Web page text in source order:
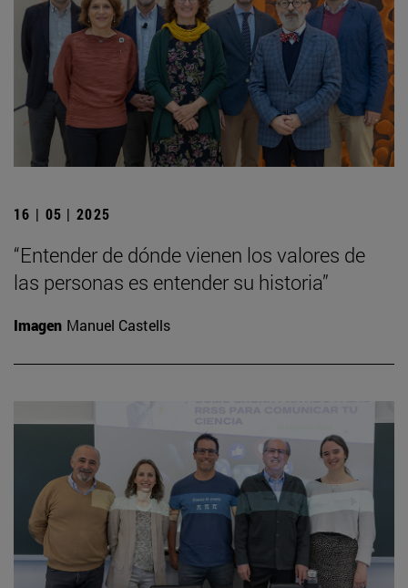
16 | 05 | 2025
“Entender de dónde vienen los valores de
las personas es entender su historia”
Imagen Manuel Castells